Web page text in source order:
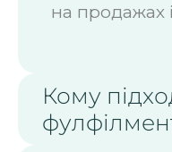
на продажах
Кому